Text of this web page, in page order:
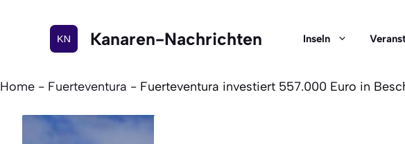
Kanaren-Nachrichten Inseln
Home - Fuerteventura - Fuerteventura investiert 557.000 Euro in